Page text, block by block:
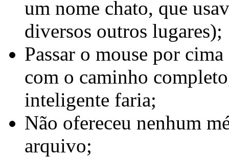
um nome chato, que
diversos outros lugares);
Passar o mouse por
com o caminho
inteligente faria;
Não ofereceu nenhum
arquivo;